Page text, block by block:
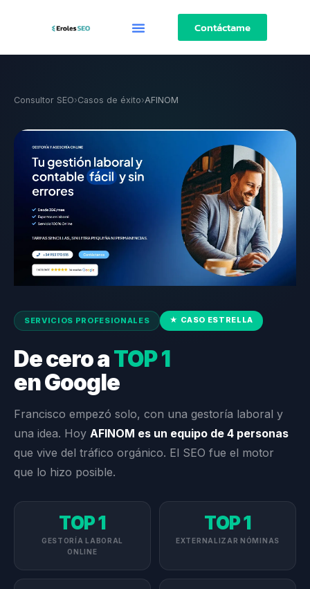
Contáctame
Consultor SEO›Casos de éxito›AFINOM
SERVICIOS PROFESIONALES ★ CASO ESTRELLA
De cero aTOP 1
en Google
Francisco empezó solo, con una gestoría laboral y
una idea. Hoy AFINOM es un equipo de 4 personas
que vive del tráfico orgánico. El SEO fue el motor
que lo hizo posible.
TOP 1
GESTORÍA LABORAL
ONLINE
TOP 1
EXTERNALIZAR NÓMINAS